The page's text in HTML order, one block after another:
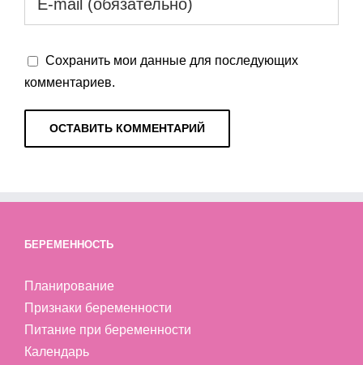
Сохранить мои данные для последующих
комментариев.
БЕРЕМЕННОСТЬ
Планирование
Признаки беременности
Питание при беременности
Календарь